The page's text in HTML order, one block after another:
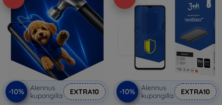
-10%
Alennus
kupongilla
EXTRA10 -10%
Alennus
kupongilla
EXTRA10